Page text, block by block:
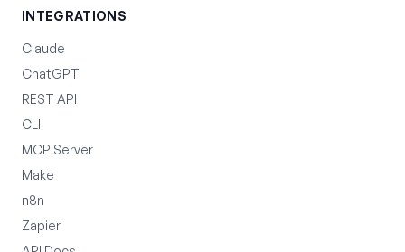
INTEGRATIONS
Claude
ChatGPT
REST API
CLI
MCP Server
Make
n8n
Zapier